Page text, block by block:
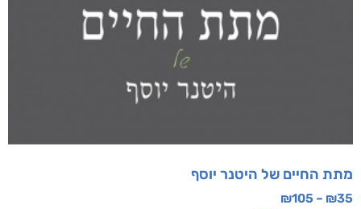
מתת החיים של היטנר יוסף
₪35
–
₪105